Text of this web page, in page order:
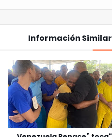
Información Similar